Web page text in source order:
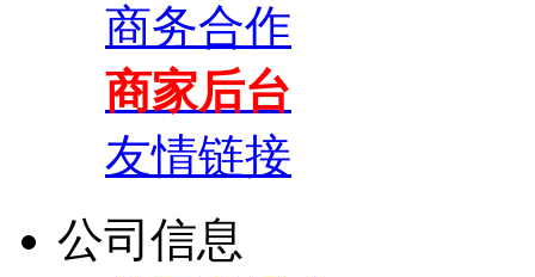
商务合作
商家后台
友情链接
公司信息